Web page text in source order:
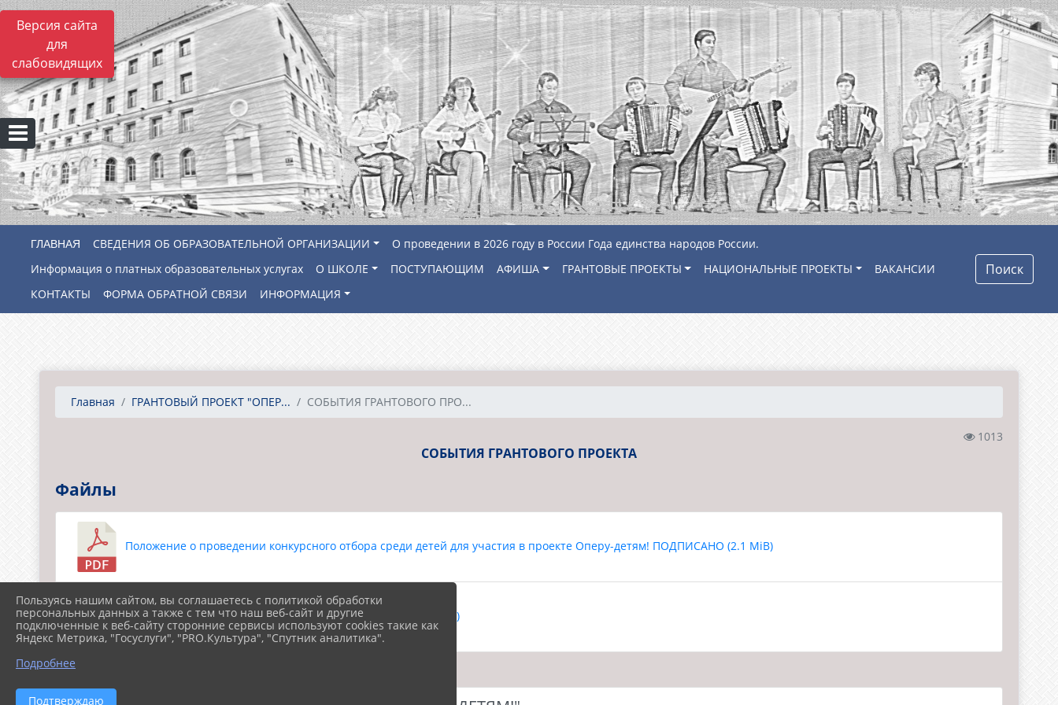
Версия сайта
для
слабовидящих
СВЕДЕНИЯ ОБ ОБРАЗОВАТЕЛЬНОЙ ОРГАНИЗАЦИИ
О проведении в 2026 году в России Года единства народов России.
Информация о платных образовательных услугах
О ШКОЛЕ ПОСТУПАЮЩИМ АФИША ГРАНТОВЫЕ ПРОЕКТЫ НАЦИОНАЛЬНЫЕ ПРОЕКТЫ
ВАКАНСИИ
КОНТАКТЫ
ФОРМА ОБРАТНОЙ СВЯЗИ ИНФОРМАЦИЯ
Поиск
Главная ГРАНТОВЫЙ ПРОЕКТ "ОПЕР... СОБЫТИЯ ГРАНТОВОГО ПРО...
1013
СОБЫТИЯ ГРАНТОВОГО ПРОЕКТА
Файлы
Положение о проведении конкурсного отбора среди детей для участия в проекте Оперу-детям! ПОДПИСАНО (2.1 MiB)
Результаты конкурсного отбора участников проекта (2.7 MiB)
Скачать все
Пользуясь нашим сайтом, вы соглашаетесь с политикой обработки
персональных данных а также с тем что наш веб-сайт и другие
подключенные к веб-сайту сторонние сервисы используют cookies такие как
Яндекс Метрика, "Госуслуги", "PRO.Культура", "Спутник аналитика".
Подробнее
Подтверждаю